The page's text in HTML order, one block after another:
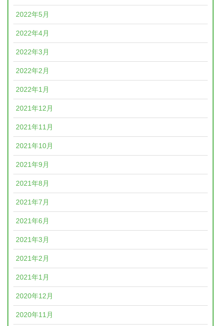
2022年5月
2022年4月
2022年3月
2022年2月
2022年1月
2021年12月
2021年11月
2021年10月
2021年9月
2021年8月
2021年7月
2021年6月
2021年3月
2021年2月
2021年1月
2020年12月
2020年11月